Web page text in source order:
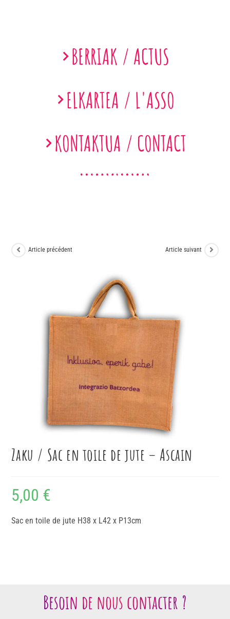
BERRIAK / ACTUS
ELKARTEA / L'ASSO
KONTAKTUA / CONTACT
Article précédent Article suivant
Zaku / Sac en toile de jute – Ascain
5,00 €
Sac en toile de jute H38 x L42 x P13cm
Besoin de nous contacter ?